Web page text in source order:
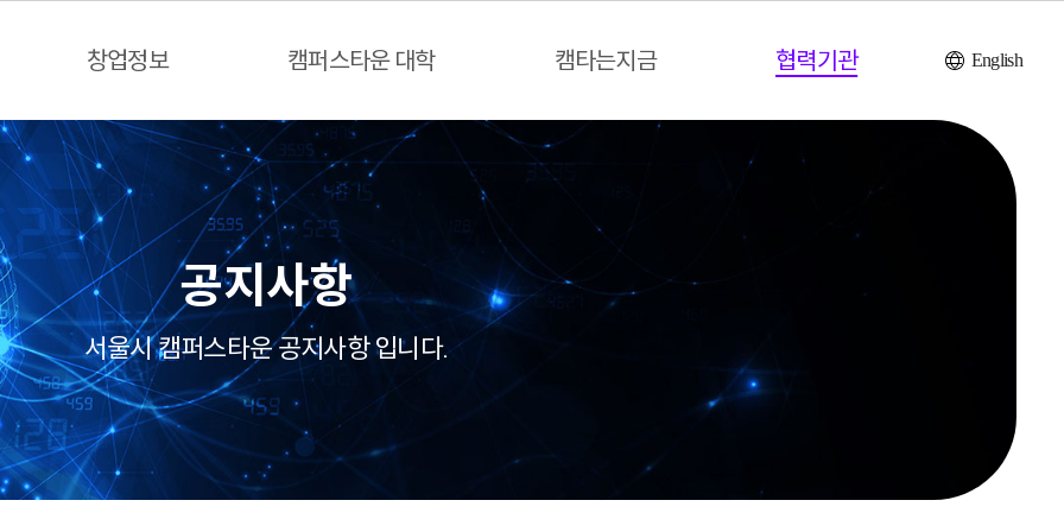
창업정보 캠퍼스타운 대학 캠타는지금 협력기관 English
공지사항
서울시 캠퍼스타운 공지사항 입니다.